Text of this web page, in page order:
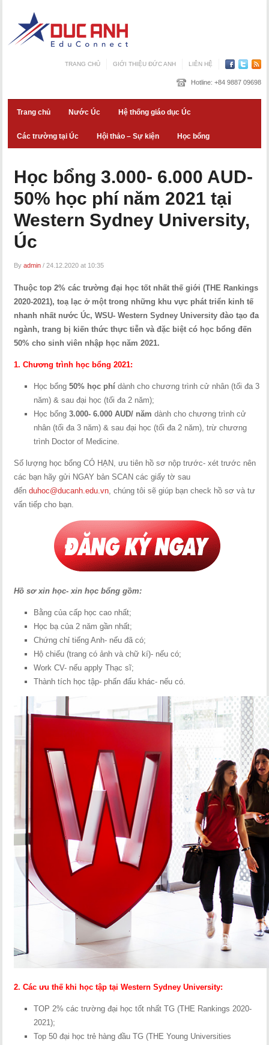
TRANG CHỦ GIỚI THIỆU ĐỨC ANH LIÊN HỆ
Hotline: +84 9887 09698
Trang chủ Nước Úc Hệ thống giáo dục Úc
Các trường tại Úc Hội thảo – Sự kiện Học bổng
Học bổng 3.000- 6.000 AUD-
50% học phí năm 2021 tại
Western Sydney University,
Úc
Byadmin /24.12.2020 at 10:35
Thuộc top 2% các trường đại học tốt nhất thế giới (THE Rankings
2020-2021), toạ lạc ở một trong những khu vực phát triển kinh tế
nhanh nhất nước Úc, WSU- Western Sydney University đào tạo đa
ngành, trang bị kiến thức thực tiễn và đặc biệt có học bổng đến
50% cho sinh viên nhập học năm 2021.
1. Chương trình học bổng 2021:
Học bổng50% học phídành cho chương trình cử nhân (tối đa 3
năm) & sau đại học (tối đa 2 năm);
Học bổng3.000- 6.000 AUD/ năm dành cho chương trình cử
nhân (tối đa 3 năm) & sau đại học (tối đa 2 năm), trừ chương
trình Doctor of Medicine.
Số lượng học bổng CÓ HẠN, ưu tiên hồ sơ nộp trước- xét trước nên
các bạn hãy gửi NGAY bản SCAN các giấy tờ sau
đếnduhoc@ducanh.edu.vn, chúng tôi sẽ giúp bạn check hồ sơ và tư
vấn tiếp cho bạn.
Hồ sơ xin học- xin học bổng gồm:
Bằng của cấp học cao nhất;
Học bạ của 2 năm gần nhất;
Chứng chỉ tiếng Anh- nếu đã có;
Hộ chiếu (trang có ảnh và chữ kí)- nếu có;
Work CV- nếu apply Thạc sĩ;
Thành tích học tập- phấn đấu khác- nếu có.
2. Các ưu thế khi học tập tại Western Sydney University:
TOP 2% các trường đại học tốt nhất TG (THE Rankings 2020-
2021);
Top 50 đại học trẻ hàng đầu TG (THE Young Universities